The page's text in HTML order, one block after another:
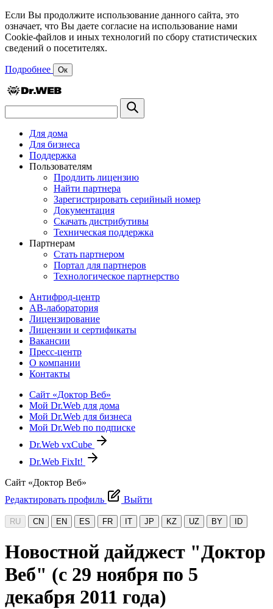
Если Вы продолжите использование данного сайта, это
означает, что Вы даете согласие на использование нами
Cookie-файлов и иных технологий по сбору статистических
сведений о посетителях.
Подробнее Ок
Для дома
Для бизнеса
Поддержка
Пользователям
Продлить лицензию
Найти партнера
Зарегистрировать серийный номер
Документация
Скачать дистрибутивы
Техническая поддержка
Партнерам
Стать партнером
Портал для партнеров
Технологическое партнерство
Антифрод-центр
АВ-лаборатория
Лицензирование
Лицензии и сертификаты
Вакансии
Пресс-центр
О компании
Контакты
Сайт «Доктор Веб»
Мой Dr.Web для дома
Мой Dr.Web для бизнеса
Мой Dr.Web по подписке
Dr.Web vxCube
Dr.Web FixIt!
Сайт «Доктор Веб»
Редактировать профиль
Выйти
RU CN EN ES FR IT JP KZ UZ BY ID
Новостной дайджест "Доктор
Веб" (с 29 ноября по 5
декабря 2011 года)